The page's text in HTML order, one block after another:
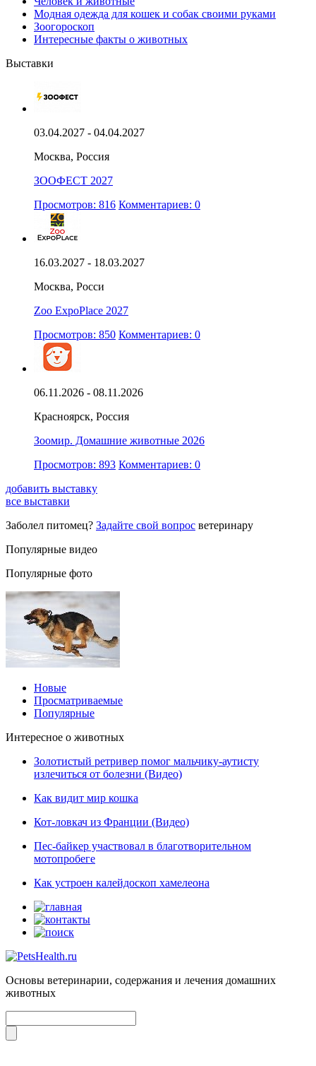
Модная одежда для кошек и собак своими руками
Зоогороскоп
Интересные факты о животных
Выставки
03.04.2027 - 04.04.2027
Москва, Россия
ЗООФЕСТ 2027
Просмотров: 816 Комментариев: 0
16.03.2027 - 18.03.2027
Москва, Росси
Zoo ExpoPlace 2027
Просмотров: 850 Комментариев: 0
06.11.2026 - 08.11.2026
Красноярск, Россия
Зоомир. Домашние животные 2026
Просмотров: 893 Комментариев: 0
добавить выставку
все выставки
Заболел питомец? Задайте свой вопрос ветеринару
Популярные видео
Популярные фото
Новые
Просматриваемые
Популярные
Интересное о животных
Золотистый ретривер помог мальчику-аутисту
излечиться от болезни (Видео)
Как видит мир кошка
Кот-ловкач из Франции (Видео)
Пес-байкер участвовал в благотворительном
мотопробеге
Как устроен калейдоскоп хамелеона
Основы ветеринарии, содержания и лечения домашних
животных